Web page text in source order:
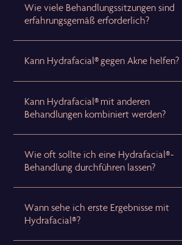
Wie viele Behandlungssitzungen sind
erfahrungsgemäß erforderlich?
Kann Hydrafacial® gegen Akne helfen?
Kann Hydrafacial® mit anderen
Behandlungen kombiniert werden?
Wie oft sollte ich eine Hydrafacial®-
Behandlung durchführen lassen?
Wann sehe ich erste Ergebnisse mit
Hydrafacial®?